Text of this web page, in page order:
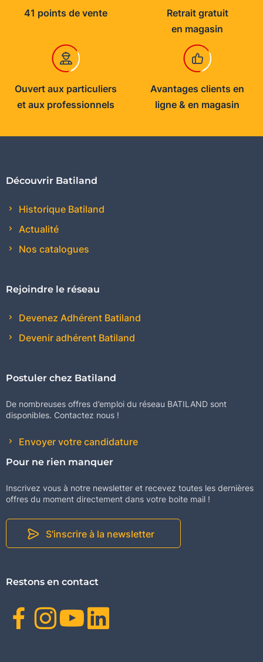
41 points de vente
Retrait gratuit
en magasin
Ouvert aux particuliers
et aux professionnels
Avantages clients en
ligne & en magasin
Découvrir Batiland
Historique Batiland
Actualité
Nos catalogues
Rejoindre le réseau
Devenez Adhérent Batiland
Devenir adhérent Batiland
Postuler chez Batiland
De nombreuses offres d’emploi du réseau BATILAND sont
disponibles. Contactez nous !
Envoyer votre candidature
Pour ne rien manquer
Inscrivez vous à notre newsletter et recevez toutes les dernières
offres du moment directement dans votre boite mail !
S'inscrire à la newsletter
Restons en contact
Facebook
Instagram
Youtube